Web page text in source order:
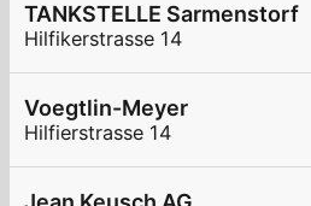
TANKSTELLE Sarmenstorf
Hilfikerstrasse 14
Voegtlin-Meyer
Hilfierstrasse 14